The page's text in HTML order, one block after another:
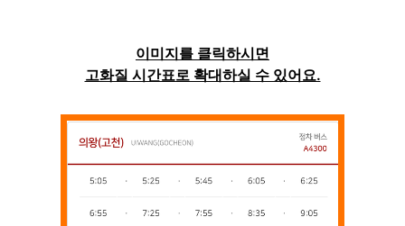
이미지를 클릭하시면
고화질 시간표로 확대하실 수 있어요.